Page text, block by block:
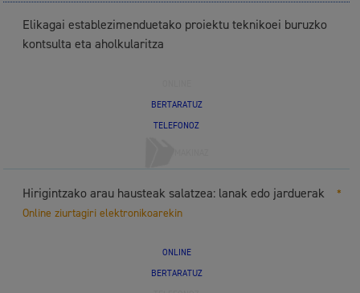
Elikagai establezimenduetako proiektu teknikoei buruzko
kontsulta eta aholkularitza
BERTARATUZ
TELEFONOZ
Hirigintzako arau hausteak salatzea: lanak edo jarduerak
*
Online ziurtagiri elektronikoarekin
ONLINE
BERTARATUZ